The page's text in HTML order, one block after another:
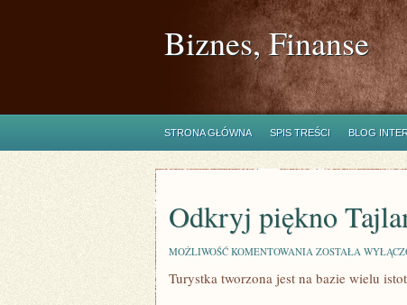
Biznes, Finanse
STRONA GŁÓWNA SPIS TREŚCI BLOG
Odkryj piękno
MOŻLIWOŚĆ KOMENTOWANIA ODKRYJ
TAJLANDII
ZOSTAŁA
Turystka tworzona jest na bazie wielu